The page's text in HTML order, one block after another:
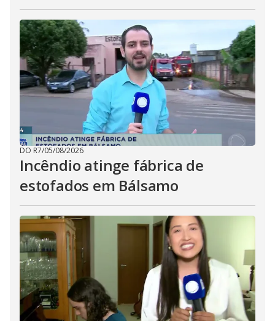
DO R7/05/08/2026
Incêndio atinge fábrica de
estofados em Bálsamo